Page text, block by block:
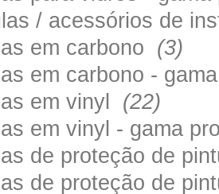
/ acessórios de
em carbono (3)
em carbono -
em vinyl (22)
em vinyl - gama
de proteção de
de proteção de